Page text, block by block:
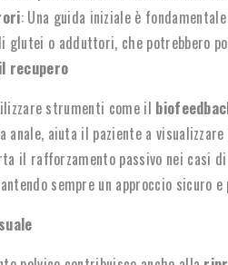
: Una guida iniziale è
glutei o adduttori, che potrebbero
recupero
strumenti come il
anale, aiuta il paziente a
il rafforzamento passivo nei casi
sempre un approccio sicuro